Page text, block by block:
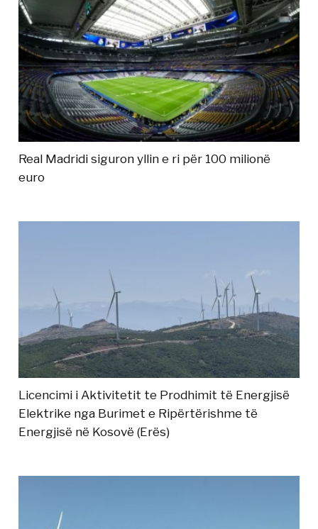
Real Madridi siguron yllin e ri për 100 milionë
euro
Licencimi i Aktivitetit te Prodhimit të Energjisë
Elektrike nga Burimet e Ripërtërishme të
Energjisë në Kosovë (Erës)